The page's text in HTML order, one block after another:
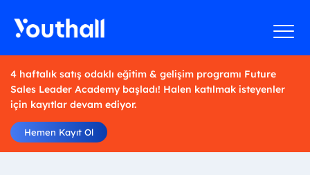
4 haftalık satış odaklı eğitim & gelişim programı Future
Sales Leader Academy başladı! Halen katılmak isteyenler
için kayıtlar devam ediyor.
Hemen Kayıt Ol